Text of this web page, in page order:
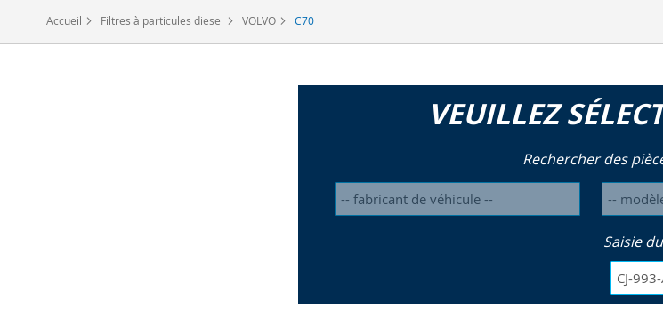
Accueil Filtres à particules diesel VOLVO C70
VEUILLEZ
Rechercher des
Saisie